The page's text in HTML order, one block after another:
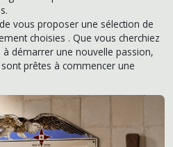
vous proposer une sélection de
choisies . Que vous cherchiez
démarrer une nouvelle passion,
prêtes à commencer une